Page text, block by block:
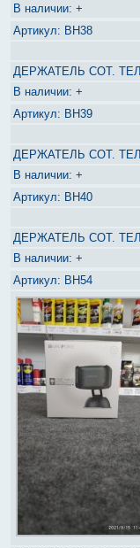
+
BH38
ДЕРЖАТЕЛЬ СОТ.
+
BH39
ДЕРЖАТЕЛЬ СОТ.
+
BH40
ДЕРЖАТЕЛЬ СОТ.
+
BH54